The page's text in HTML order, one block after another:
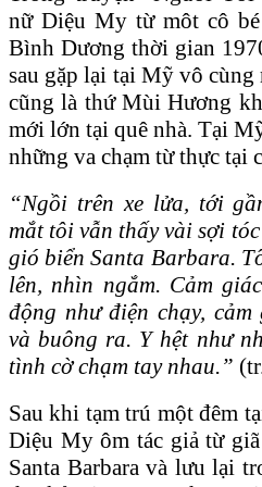
nữ Diệu My từ môt cô
Bình Dương thời gian
sau gặp lại tại Mỹ vô cùng
cũng là thứ Mùi Hương
mới lớn tại quê nhà. Tại
những va chạm từ thực tại
“Ngồi trên xe lửa, tới
mắt tôi vẫn thấy vài sợi
gió biển Santa Barbara.
lên, nhìn ngắm. Cảm
động như điện chạy,
và buông ra. Y hệt như
tình cờ chạm tay nhau.”
Sau khi tạm trú một đêm
Diệu My ôm tác giả từ
Santa Barbara và lưu lại